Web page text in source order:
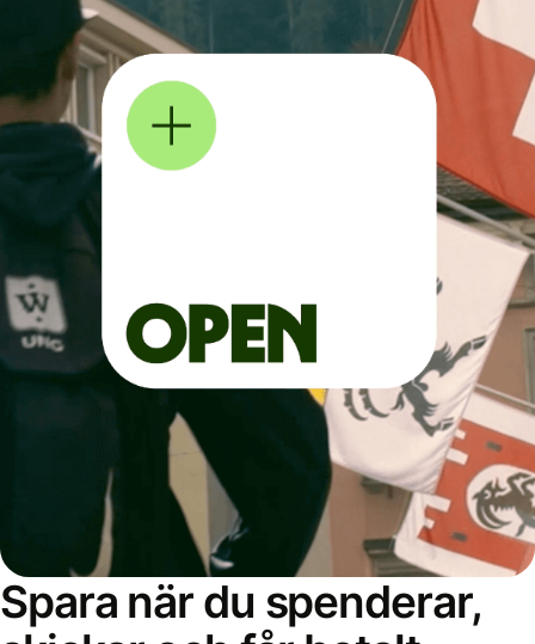
Spara när du spenderar,